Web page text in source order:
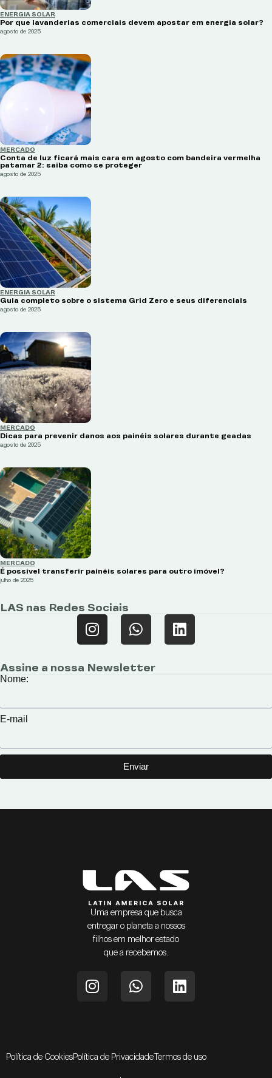
ENERGIA SOLAR
Por que lavanderias comerciais devem apostar em energia solar?
agosto de 2025
MERCADO
Conta de luz ficará mais cara em agosto com bandeira vermelha
patamar 2: saiba como se proteger
agosto de 2025
ENERGIA SOLAR
Guia completo sobre o sistema Grid Zero e seus diferenciais
agosto de 2025
MERCADO
Dicas para prevenir danos aos painéis solares durante geadas
agosto de 2025
MERCADO
É possível transferir painéis solares para outro imóvel?
julho de 2025
LAS nas Redes Sociais
Assine a nossa Newsletter
Nome:
E-mail
Enviar
Uma empresa que busca
entregar o planeta a nossos
filhos em melhor estado
que a recebemos.
Política de CookiesPolítica de PrivacidadeTermos de uso